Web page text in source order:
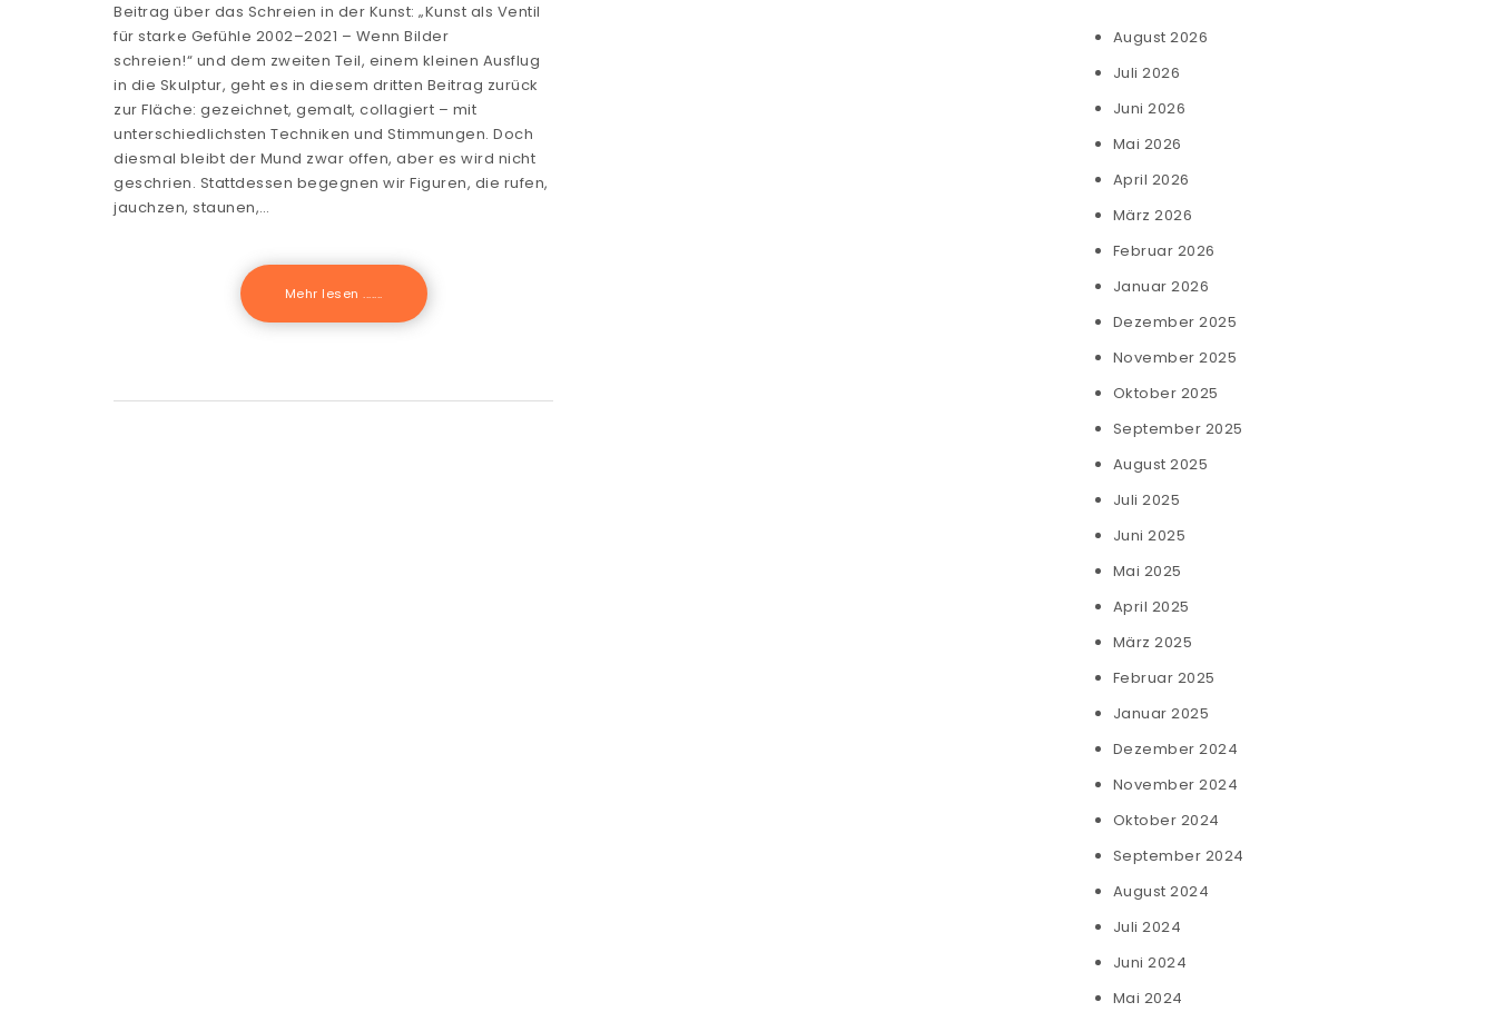
Beitrag über das Schreien in der Kunst: „Kunst als Ventil
für starke Gefühle 2002–2021 – Wenn Bilder
schreien!“ und dem zweiten Teil, einem kleinen Ausflug
in die Skulptur, geht es in diesem dritten Beitrag zurück
zur Fläche: gezeichnet, gemalt, collagiert – mit
unterschiedlichsten Techniken und Stimmungen. Doch
diesmal bleibt der Mund zwar offen, aber es wird nicht
geschrien. Stattdessen begegnen wir Figuren, die rufen,
jauchzen, staunen,…
Mehr lesen .......
August 2026
Juli 2026
Juni 2026
Mai 2026
April 2026
März 2026
Februar 2026
Januar 2026
Dezember 2025
November 2025
Oktober 2025
September 2025
August 2025
Juli 2025
Juni 2025
Mai 2025
April 2025
März 2025
Februar 2025
Januar 2025
Dezember 2024
November 2024
Oktober 2024
September 2024
August 2024
Juli 2024
Juni 2024
Mai 2024